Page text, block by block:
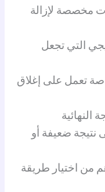
مخصصة لإزالة
التي تجعل
تعمل على إغلاق
النهائية
نتيجة ضعيفة أو
من اختيار طريقة